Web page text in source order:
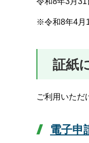
※令和8年4月
証紙
ご利用いただ
電子申